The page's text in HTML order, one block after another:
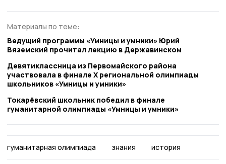
Материалы по теме:
Ведущий программы «Умницы и умники» Юрий
Вяземский прочитал лекцию в Державинском
Девятиклассница из Первомайского района
участвовала в финале X региональной олимпиады
школьников «Умницы и умники»
Токарёвский школьник победил в финале
гуманитарной олимпиады «Умницы и умники»
гуманитарная олимпиада знания история